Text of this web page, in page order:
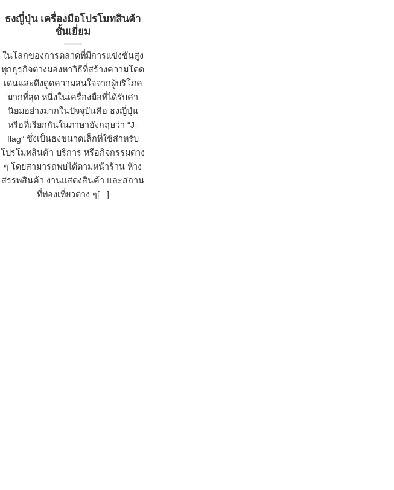
ธงญี่ปุ่น เครื่องมือโปรโมทสินค้า
ชั้นเยี่ยม
ในโลกของการตลาดที่มีการแข่งขันสูง
ทุกธุรกิจต่างมองหาวิธีที่สร้างความโดด
เด่นและดึงดูดความสนใจจากผู้บริโภค
มากที่สุด หนึ่งในเครื่องมือที่ได้รับค่า
นิยมอย่างมากในปัจจุบันคือ ธงญี่ปุ่น
หรือที่เรียกกันในภาษาอังกฤษว่า “J-
flag” ซึ่งเป็นธงขนาดเล็กที่ใช้สำหรับ
โปรโมทสินค้า บริการ หรือกิจกรรมต่าง
ๆ โดยสามารถพบได้ตามหน้าร้าน ห้าง
สรรพสินค้า งานแสดงสินค้า และสถาน
ที่ท่องเที่ยวต่าง ๆ[...]